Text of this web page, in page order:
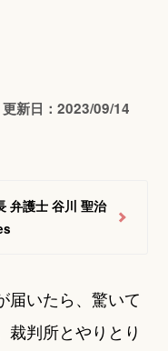
更新日：2023/09/14
弁護士 谷川 聖治
届いたら、驚いて
裁判所とやりとり